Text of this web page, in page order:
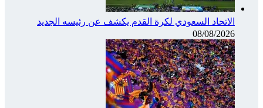
الاتحاد السعودي لكرة القدم يكشف عن رئيسه الجديد
08/08/2026